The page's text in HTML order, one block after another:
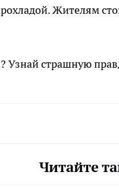
Жителям
Узнай страшную
Читайте